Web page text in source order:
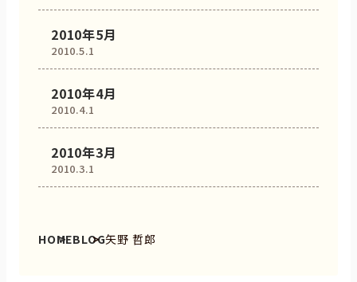
2010.5.1
2010年5月
2010.4.1
2010年4月
2010.3.1
2010年3月
HOMEBLOG矢野 哲郎